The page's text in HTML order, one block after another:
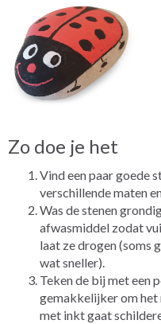
Zo doe je het
Vind een paar goede
verschillende maten
Was de stenen
afwasmiddel zodat
laat ze drogen (soms
wat sneller).
Teken de bij met een
gemakkelijker om
met inkt gaat